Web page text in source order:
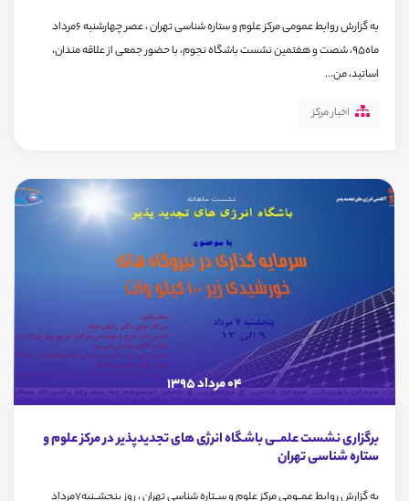
به گزارش روابط عمومی مرکز علوم و ستاره شناسی تهران ، عصر چهارشنبه 6مرداد
ماه95، شصت و هفتمین نشست باشگاه نجوم، با حضور جمعی از علاقه مندان،
اساتید، من...
اخبار مرکز
04 مرداد 1395
برگزاری نشست علمــی باشگاه انرژی های تجدیدپذیر در مرکز علوم و
ستاره شناسی تهران
به گزارش روابط عمــومی مرکز علوم و ســتاره شناسی تهران ، روز پنجشــنبه7مرداد